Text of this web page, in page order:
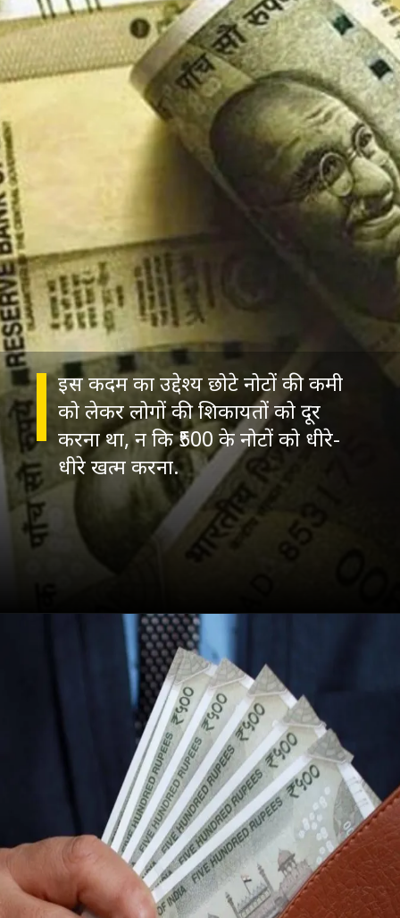
इस कदम का उद्देश्य छोटे नोटों की कमी
को लेकर लोगों की शिकायतों को दूर
करना था, न कि ₹500 के नोटों को धीरे-
धीरे खत्म करना.